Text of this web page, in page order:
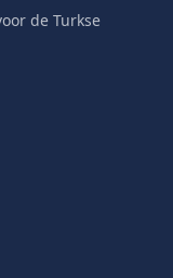
de Turkse